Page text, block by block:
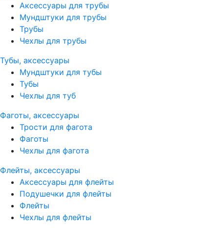
Аксессуары для трубы
Мундштуки для трубы
Трубы
Чехлы для трубы
Тубы, аксессуары
Мундштуки для тубы
Тубы
Чехлы для туб
Фаготы, аксессуары
Трости для фагота
Фаготы
Чехлы для фагота
Флейты, аксессуары
Аксессуары для флейты
Подушечки для флейты
Флейты
Чехлы для флейты